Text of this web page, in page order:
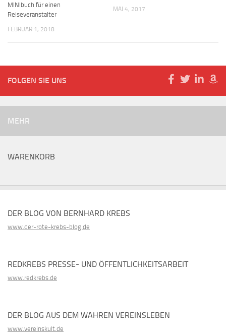
MINIbuch für einen
Reiseveranstalter
FEBRUAR 1, 2018
MAI 4, 2017
FOLGEN SIE UNS
MEHR
WARENKORB
DER BLOG VON BERNHARD KREBS
www.der-rote-krebs-blog.de
REDKREBS PRESSE- UND ÖFFENTLICHKEITSARBEIT
www.redkrebs.de
DER BLOG AUS DEM WAHREN VEREINSLEBEN
www.vereinskult.de